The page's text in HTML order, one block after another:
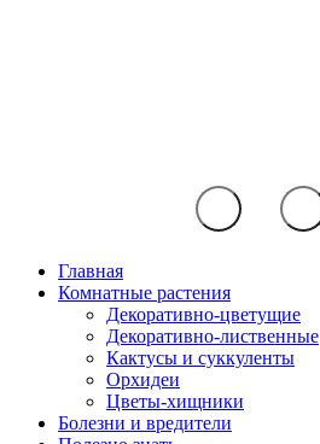
Главная
Комнатные растения
Декоративно-цветущие
Декоративно-лиственные
Кактусы и суккуленты
Орхидеи
Цветы-хищники
Болезни и вредители